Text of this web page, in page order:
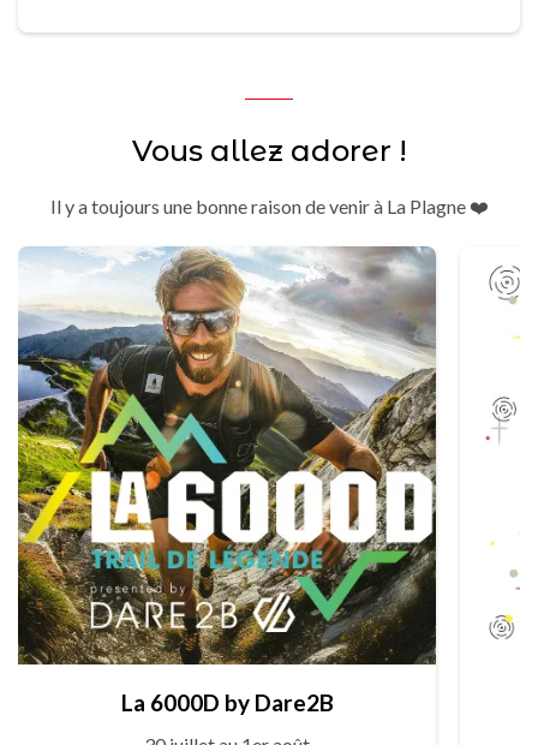
Vous allez adorer !
Il y a toujours une bonne raison de venir à La Plagne ❤️
La 6000D by Dare2B